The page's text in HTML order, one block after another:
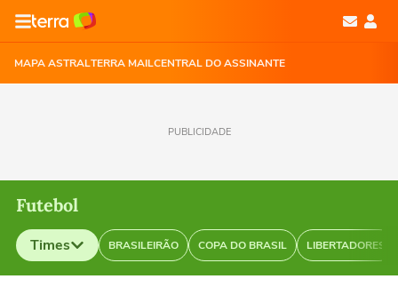
MAPA ASTRALTERRA MAILCENTRAL DO ASSINANTE
PUBLICIDADE
Futebol
Times BRASILEIRÃO COPA DO BRASIL LIBERTADORES